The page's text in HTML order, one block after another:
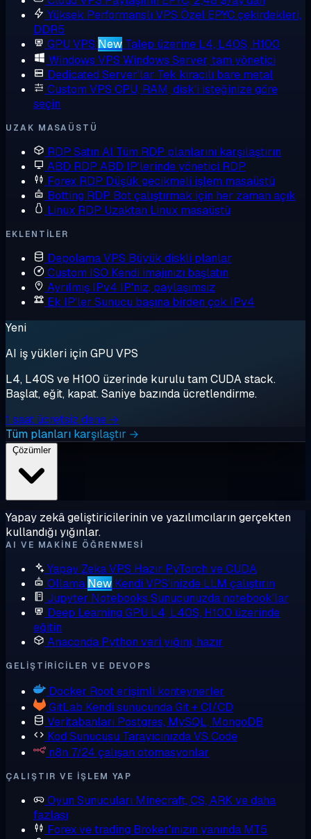
Yüksek Performanslı VPS Özel EPYC çekirdekleri,
DDR5
GPU VPS New Talep üzerine L4, L40S, H100
Windows VPS Windows Server, tam yönetici
Dedicated Server'lar Tek kiracılı bare metal
Custom VPS CPU, RAM, disk'i isteğinize göre
seçin
UZAK MASAÜSTÜ
RDP Satın Al Tüm RDP planlarını karşılaştırın
ABD RDP ABD IP'lerinde yönetici RDP
Forex RDP Düşük gecikmeli işlem masaüstü
Botting RDP Bot çalıştırmak için her zaman açık
Linux RDP Uzaktan Linux masaüstü
EKLENTILER
Depolama VPS Büyük diskli planlar
Custom ISO Kendi imajınızı başlatın
Ayrılmış IPv4 IP'niz, paylaşımsız
Ek IP'ler Sunucu başına birden çok IPv4
Yeni
AI iş yükleri için GPU VPS
L4, L40S ve H100 üzerinde kurulu tam CUDA stack.
Başlat, eğit, kapat. Saniye bazında ücretlendirme.
1 saat ücretsiz dene →
Tüm planları karşılaştır →
Çözümler
Yapay zekâ geliştiricilerinin ve yazılımcıların gerçekten
kullandığı yığınlar.
AI VE MAKINE ÖĞRENMESI
Yapay Zeka VPS Hazır PyTorch ve CUDA
Ollama New Kendi VPS'inizde LLM çalıştırın
Jupyter Notebooks Sunucunuzda notebook'lar
Deep Learning GPU L4, L40S, H100 üzerinde
eğitin
Anaconda Python veri yığını, hazır
GELIŞTIRICILER VE DEVOPS
Docker Root erişimli konteynerler
GitLab Kendi sunucunda Git + CI/CD
Veritabanları Postgres, MySQL, MongoDB
Kod Sunucusu Tarayıcınızda VS Code
n8n 7/24 çalışan otomasyonlar
ÇALIŞTIR VE IŞLEM YAP
Oyun Sunucuları Minecraft, CS, ARK ve daha
fazlası
Forex ve trading Broker'ınızın yanında MT5